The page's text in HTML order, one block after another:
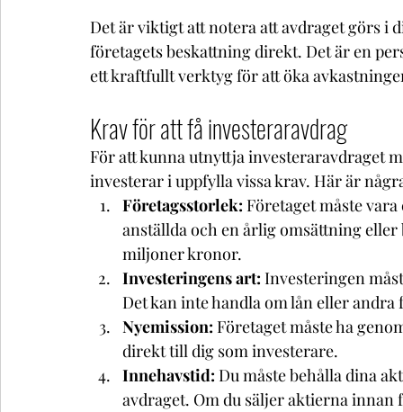
Det är viktigt att notera att avdraget görs
företagets beskattning direkt. Det är en
ett kraftfullt verktyg för att öka
Krav för att få investeraravdrag
För att kunna utnyttja investeraravdraget
investerar i uppfylla vissa krav. Här är
Företagsstorlek: Företaget måste
anställda och en årlig omsättning
miljoner kronor.
Investeringens art: Investeringen
Det kan inte handla om lån eller
Nyemission: Företaget måste ha
direkt till dig som investerare.
Innehavstid: Du måste behålla dina
avdraget. Om du säljer aktierna